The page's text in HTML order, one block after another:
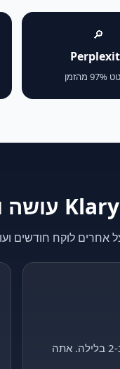
🔎
מהזמן
קולט כל פנייה, מסנן ומקבע פגישה — גם ב-2 בלילה. אתה